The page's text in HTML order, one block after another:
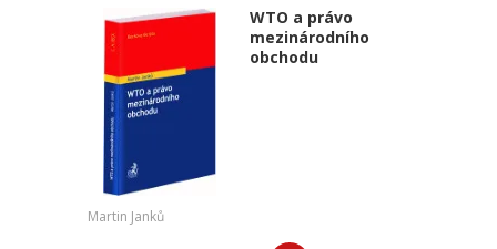
WTO a právo
mezinárodního
obchodu
Martin Janků